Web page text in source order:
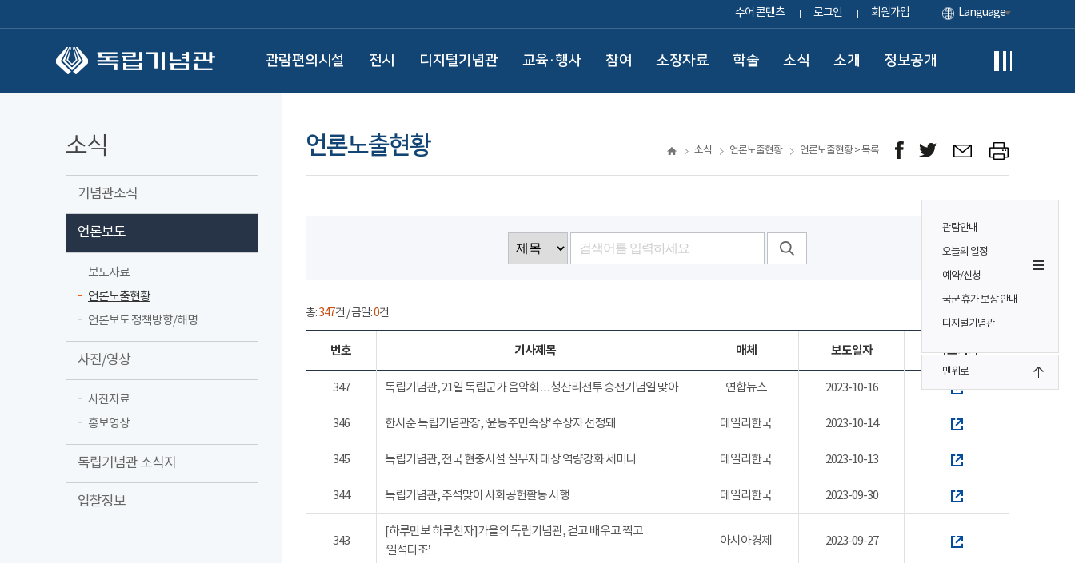
수어 콘텐츠 로그인 회원가입 Language
관람편의시설 전시 디지털기념관 교육·행사 참여 소장자료 학술 소식 소개 정보공개
관람안내
오늘의 일정
예약/신청
국군 휴가 보상 안내
디지털기념관
맨위로
소식
기념관소식
언론보도
보도자료
언론노출현황
언론보도 정책방향/해명
사진/영상
사진자료
홍보영상
독립기념관 소식지
입찰정보
언론노출현황 소식 언론노출현황 언론노출현황 > 목록
총:347건 / 금일:0건
번호 기사제목 매체 보도일자 바로가기
347 독립기념관, 21일 독립군가 음악회…청산리전투 승전기념일 맞아 연합뉴스 2023-10-16
346 한시준 독립기념관장, ‘윤동주민족상’ 수상자 선정돼 데일리한국 2023-10-14
345 독립기념관, 전국 현충시설 실무자 대상 역량강화 세미나 데일리한국 2023-10-13
344 독립기념관, 추석맞이 사회공헌활동 시행 데일리한국 2023-09-30
343
[하루만보 하루천자]가을의 독립기념관, 걷고 배우고 찍고
‘일석다조’
아시아경제 2023-09-27